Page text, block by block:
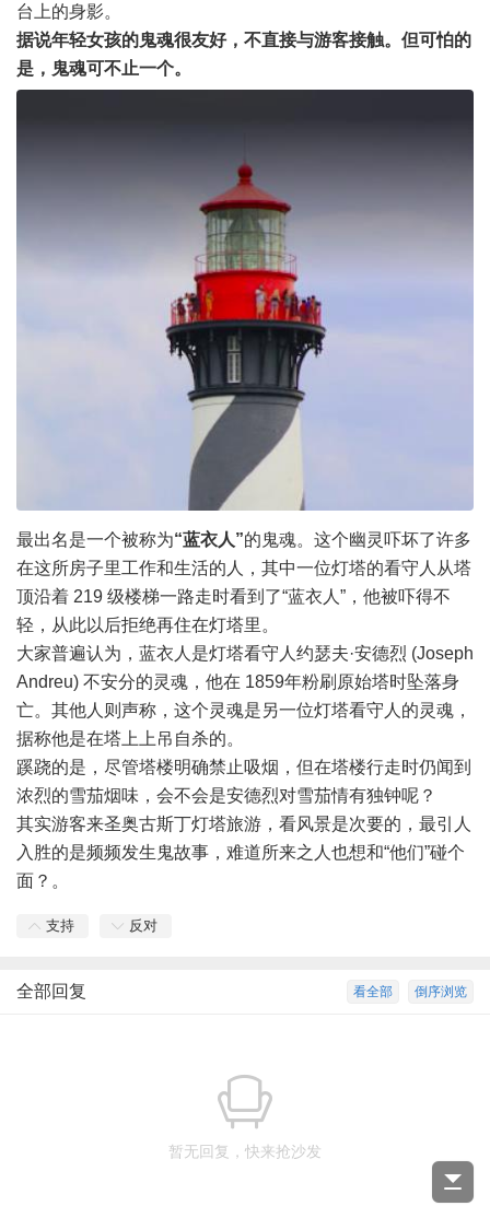
台上的身影。
据说年轻女孩的鬼魂很友好，不直接与游客接触。但可怕的
是，鬼魂可不止一个。
最出名是一个被称为“蓝衣人”的鬼魂。这个幽灵吓坏了许多
在这所房子里工作和生活的人，其中一位灯塔的看守人从塔
顶沿着 219 级楼梯一路走时看到了“蓝衣人”，他被吓得不
轻，从此以后拒绝再住在灯塔里。
大家普遍认为，蓝衣人是灯塔看守人约瑟夫·安德烈 (Joseph
Andreu) 不安分的灵魂，他在 1859年粉刷原始塔时坠落身
亡。其他人则声称，这个灵魂是另一位灯塔看守人的灵魂，
据称他是在塔上上吊自杀的。
蹊跷的是，尽管塔楼明确禁止吸烟，但在塔楼行走时仍闻到
浓烈的雪茄烟味，会不会是安德烈对雪茄情有独钟呢？
其实游客来圣奥古斯丁灯塔旅游，看风景是次要的，最引人
入胜的是频频发生鬼故事，难道所来之人也想和“他们”碰个
面？。
支持 反对
倒序浏览
看全部
全部回复
暂无回复，快来抢沙发